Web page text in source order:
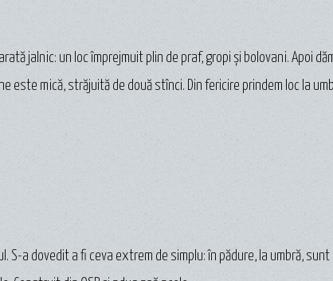
jalnic: un loc împrejmuit plin de praf, gropi și bolovani. Apoi
este mică, străjuită de două stînci. Din fericire prindem loc la
S-a dovedit a fi ceva extrem de simplu: în pădure, la umbră,